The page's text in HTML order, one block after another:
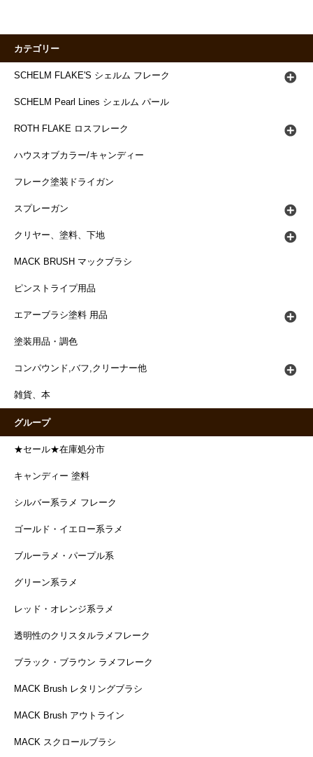
カテゴリー
SCHELM FLAKE'S シェルム フレーク
SCHELM Pearl Lines シェルム パール
ROTH FLAKE ロスフレーク
ハウスオブカラー/キャンディー
フレーク塗装ドライガン
スプレーガン
クリヤー、塗料、下地
MACK BRUSH マックブラシ
ピンストライプ用品
エアーブラシ塗料 用品
塗装用品・調色
コンパウンド,バフ,クリーナー他
雑貨、本
グループ
★セール★在庫処分市
キャンディー 塗料
シルバー系ラメ フレーク
ゴールド・イエロー系ラメ
ブルーラメ・パープル系
グリーン系ラメ
レッド・オレンジ系ラメ
透明性のクリスタルラメフレーク
ブラック・ブラウン ラメフレーク
MACK Brush レタリングブラシ
MACK Brush アウトライン
MACK スクロールブラシ